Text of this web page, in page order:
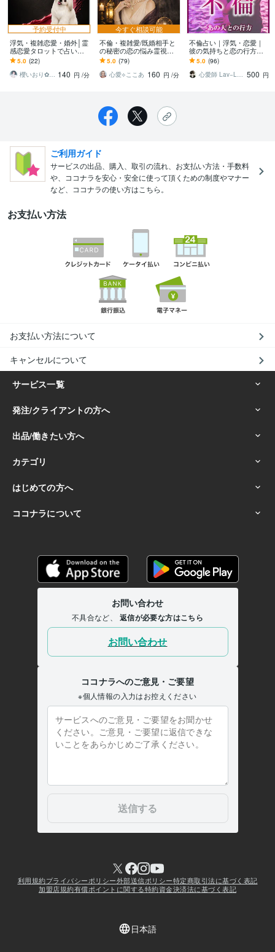
予約受付中
浮気・複雑恋愛・婚外│霊
感恋愛タロットで占いま
す 訳あり恋愛【彼の心や
気持ち]上司部下・師匠と
弟子・年の差恋愛
5.0 (22)
櫻いおり✿心と未来を紡ぐナビゲーター 140 円 /分
今すぐ相談可能
不倫・複雑愛/既婚相手と
の秘密の恋の悩み霊視し
ます この恋どうなる？続
けるべき？本心を読み解
決の糸口を見つけます
5.0 (79)
心愛⟡ここあ 160 円 /分
不倫占い｜浮気・恋愛｜
彼の気持ちと恋の行方を
視ます 頭ではわかってい
る。でも止まれない。ど
うしていいかわからない
5.0 (96)
心愛師 Lav−Laka 500 円
ご利用ガイド
サービスの出品、購入、取引の流れ、お支払い方法・手数料
や、ココナラを安心・安全に使って頂くための制度やマナー
など、ココナラの使い方はこちら。
お支払い方法
お支払い方法について
キャンセルについて